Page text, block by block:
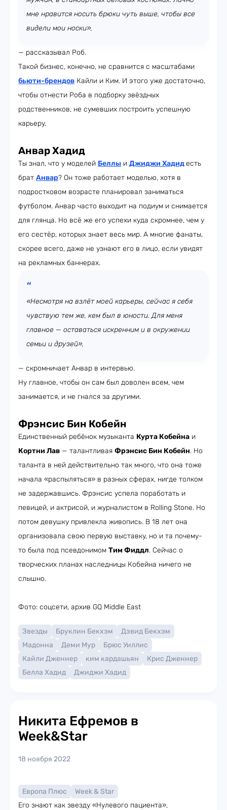
мне нравится носить брюки чуть выше, чтобы все
видели мои носки»,
— рассказывал Роб.
Такой бизнес, конечно, не сравнится с масштабами
бьюти-брендов Кайли и Ким. И этого уже достаточно,
чтобы отнести Роба в подборку звёздных
родственников, не сумевших построить успешную
карьеру.
Анвар Хадид
Ты знал, что у моделей Беллы и Джиджи Хадидесть
брат Анвар? Он тоже работает моделью, хотя в
подростковом возрасте планировал заниматься
футболом. Анвар часто выходит на подиум и снимается
для глянца. Но всё же его успехи куда скромнее, чем у
его сестёр, которых знает весь мир. А многие фанаты,
скорее всего, даже не узнают его в лицо, если увидят
на рекламных баннерах.
«Несмотря на взлёт моей карьеры, сейчас я себя
чувствую тем же, кем был в юности. Для меня
главное — оставаться искренним и в окружении
семьи и друзей»,
— скромничает Анвар в интервью.
Ну главное, чтобы он сам был доволен всем, чем
занимается, и не гнался за другими.
Фрэнсис Бин Кобейн
Единственный ребёнок музыканта Курта Кобейна и
Кортни Лав — талантливая Фрэнсис Бин Кобейн. Но
таланта в ней действительно так много, что она тоже
начала «распыляться» в разных сферах, нигде толком
не задержавшись. Фрэнсис успела поработать и
певицей, и актрисой, и журналистом в Rolling Stone. Но
потом девушку привлекла живопись. В 18 лет она
организовала свою первую выставку, но и та почему-
то была под псевдонимом Тим Фиддл. Сейчас о
творческих планах наследницы Кобейна ничего не
слышно.
Фото: соцсети, архив GQ Middle East
Звезды Бруклин Бекхэм
Дэвид Бекхэм
Мадонна
Деми Мур
Брюс Уиллис
Кайли Дженнер
ким кардашьян
Крис Дженнер
Белла Хадид
Джиджи Хадид
Никита Ефремов в
Week&Star
18 ноября 2022
Европа Плюс
Week & Star
Его знают как звезду «Нулевого пациента»,